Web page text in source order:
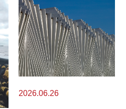
2026.06.26